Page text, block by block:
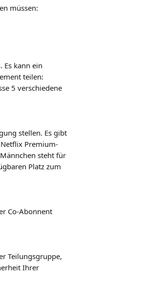
müssen:
Es kann ein
teilen:
5 verschiedene
stellen. Es gibt
Premium-
steht für
Platz zum
Co-Abonnent
Teilungsgruppe,
Ihrer